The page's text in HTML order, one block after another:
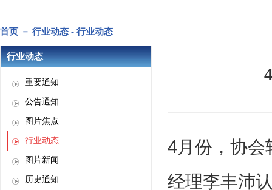
首页 － 行业动态 - 行业动态
行业动态
重要通知
公告通知
图片焦点
行业动态
图片新闻
历史通知
4月份，协会
经理李丰沛